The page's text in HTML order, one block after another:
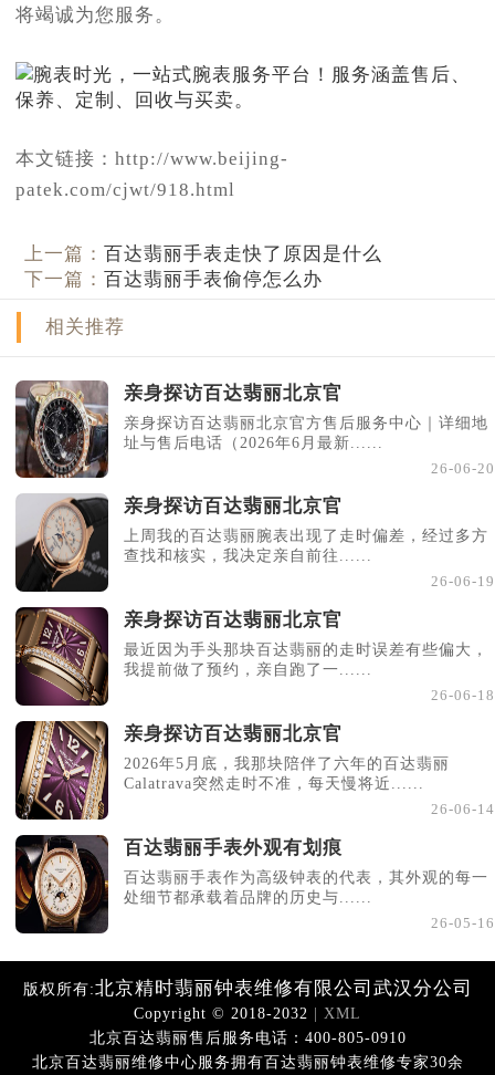
将竭诚为您服务。
本文链接：http://www.beijing-
patek.com/cjwt/918.html
上一篇：百达翡丽手表走快了原因是什么
下一篇：百达翡丽手表偷停怎么办
相关推荐
亲身探访百达翡丽北京官
亲身探访百达翡丽北京官方售后服务中心｜详细地
址与售后电话（2026年6月最新......
26-06-20
亲身探访百达翡丽北京官
上周我的百达翡丽腕表出现了走时偏差，经过多方
查找和核实，我决定亲自前往......
26-06-19
亲身探访百达翡丽北京官
最近因为手头那块百达翡丽的走时误差有些偏大，
我提前做了预约，亲自跑了一......
26-06-18
亲身探访百达翡丽北京官
2026年5月底，我那块陪伴了六年的百达翡丽
Calatrava突然走时不准，每天慢将近......
26-06-14
百达翡丽手表外观有划痕
百达翡丽手表作为高级钟表的代表，其外观的每一
处细节都承载着品牌的历史与......
26-05-16
版权所有:北京精时翡丽钟表维修有限公司武汉分公司
Copyright © 2018-2032 | XML
北京百达翡丽售后服务电话：400-805-0910
北京百达翡丽维修中心服务拥有百达翡丽钟表维修专家30余